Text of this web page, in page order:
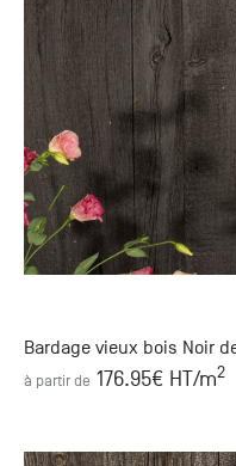
Bardage vieux bois Noir
à partir de 176.95€ HT/m2